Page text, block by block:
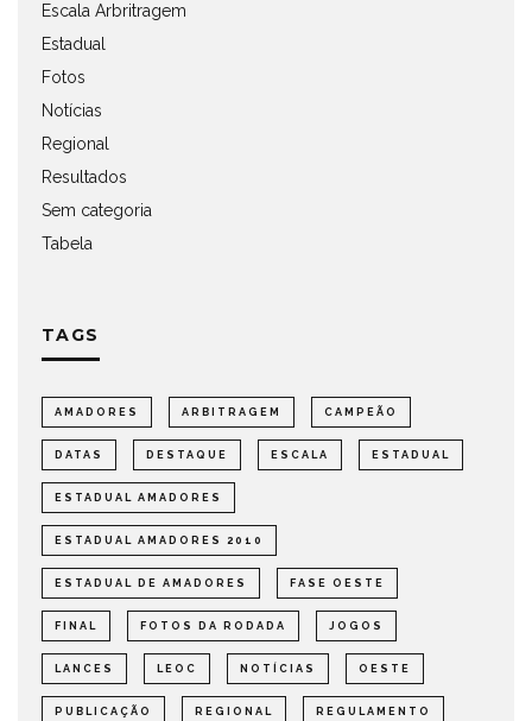
Escala Arbritragem
Estadual
Fotos
Notícias
Regional
Resultados
Sem categoria
Tabela
TAGS
AMADORES ARBITRAGEM CAMPEÃO
DATAS DESTAQUE ESCALA ESTADUAL
ESTADUAL AMADORES
ESTADUAL AMADORES 2010
ESTADUAL DE AMADORES FASE OESTE
FINAL FOTOS DA RODADA JOGOS
LANCES LEOC NOTÍCIAS OESTE
PUBLICAÇÃO REGIONAL REGULAMENTO